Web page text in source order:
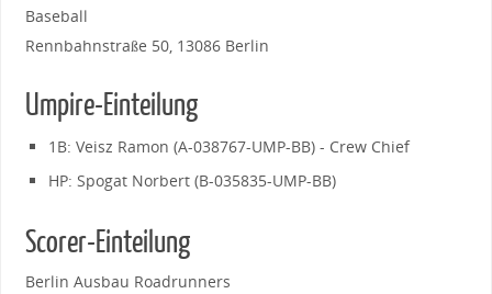
Baseball
Rennbahnstraße 50, 13086 Berlin
Umpire-Einteilung
1B: Veisz Ramon (A-038767-UMP-BB) - Crew Chief
HP: Spogat Norbert (B-035835-UMP-BB)
Scorer-Einteilung
Berlin Ausbau Roadrunners